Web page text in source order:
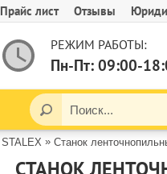
Прайс лист Отзывы
РЕЖИМ РАБОТЫ:
Пн-Пт: 09:00-
STALEX » Станок
СТАНОК